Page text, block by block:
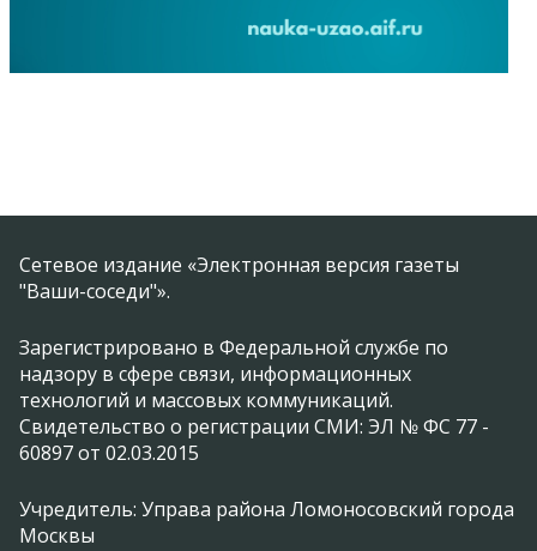
Сетевое издание «Электронная версия газеты
"Ваши-соседи"».
Зарегистрировано в Федеральной службе по
надзору в сфере связи, информационных
технологий и массовых коммуникаций.
Свидетельство о регистрации СМИ: ЭЛ № ФС 77 -
60897 от 02.03.2015
Учредитель: Управа района Ломоносовский города
Москвы